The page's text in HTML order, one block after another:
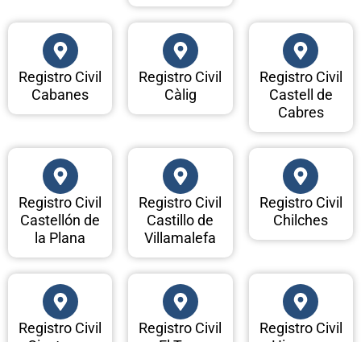
Registro Civil
Cabanes
Registro Civil
Càlig
Registro Civil
Castell de
Cabres
Registro Civil
Castellón de
la Plana
Registro Civil
Castillo de
Villamalefa
Registro Civil
Chilches
Registro Civil
Registro Civil
Registro Civil